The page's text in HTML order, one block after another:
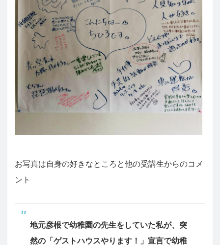
お写真は自身の好きなところと他の受講生からのコメ
ント
地元彦根で幼稚園の先生をしていた私が、突
然の「ゲストハウスやります！」宣言で幼稚